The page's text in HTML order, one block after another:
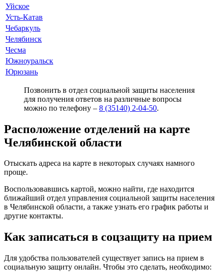
Уйское
Усть-Катав
Чебаркуль
Челябинск
Чесма
Южноуральск
Юрюзань
Позвонить в отдел социальной защиты населения
для получения ответов на различные вопросы
можно по телефону – 8 (35140) 2-04-50.
Расположение отделений на карте
Челябинской области
Отыскать адреса на карте в некоторых случаях намного
проще.
Воспользовавшись картой, можно найти, где находится
ближайший отдел управления социальной защиты населения
в Челябинской области, а также узнать его график работы и
другие контакты.
Как записаться в соцзащиту на прием
Для удобства пользователей существует запись на прием в
социальную защиту онлайн. Чтобы это сделать, необходимо: